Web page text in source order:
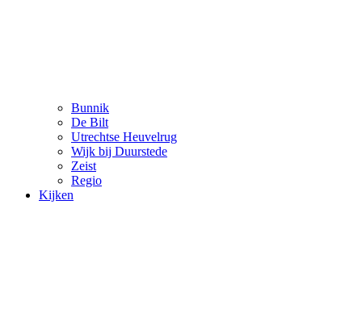
Bunnik
De Bilt
Utrechtse Heuvelrug
Wijk bij Duurstede
Zeist
Regio
Kijken